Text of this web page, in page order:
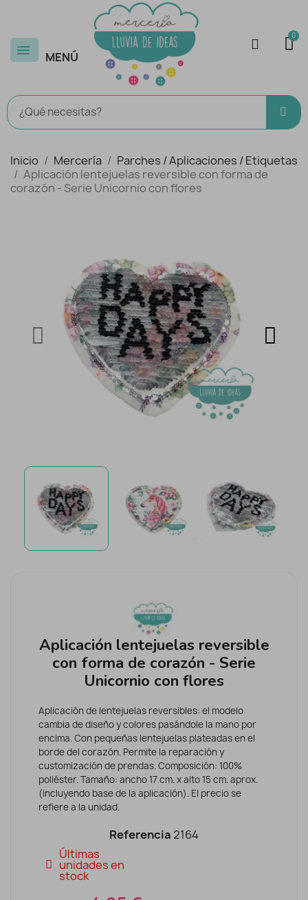
MENÚ
Inicio Mercería
Parches / Aplicaciones / Etiquetas
Aplicación lentejuelas reversible con forma de
corazón - Serie Unicornio con flores
Aplicación lentejuelas reversible
con forma de corazón - Serie
Unicornio con flores
Aplicación de lentejuelas reversibles: el modelo
cambia de diseño y colores pasándole la mano por
encima. Con pequeñas lentejuelas plateadas en el
borde del corazón. Permite la reparación y
customización de prendas. Composición: 100%
poliéster. Tamaño: ancho 17 cm. x alto 15 cm. aprox.
(incluyendo base de la aplicación). El precio se
refiere a la unidad.
Referencia 2164
Últimas
unidades en
stock